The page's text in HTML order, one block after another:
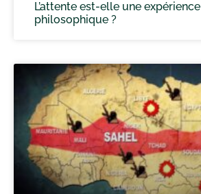
L’attente est-elle une expérience
philosophique ?